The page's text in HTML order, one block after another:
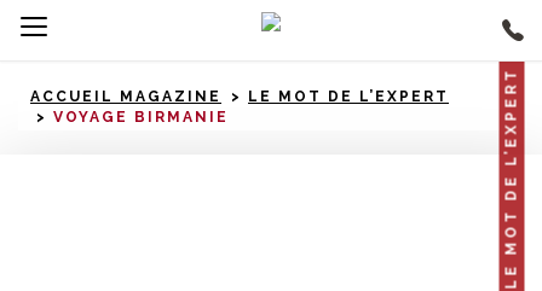
ACCUEIL MAGAZINE
LE MOT DE L’EXPERT
VOYAGE BIRMANIE
LE MOT DE L’EXPERT